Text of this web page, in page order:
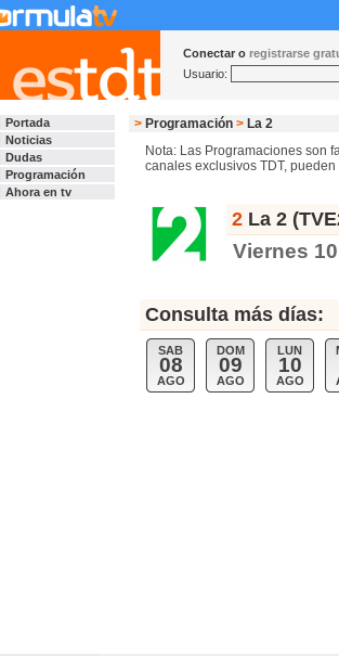
Conectar o registrarse
Usuario:
Portada
Noticias
Dudas
Programación
Ahora en tv
> Programación > La 2
Nota: Las Programaciones son
canales exclusivos TDT,
2 La 2
Viernes
Consulta más días:
SAB
08
AGO
DOM
09
AGO
LUN
10
AGO